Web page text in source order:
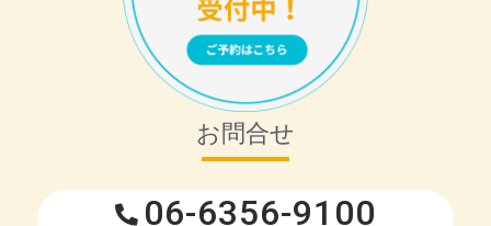
お問合せ
06-6356-9100